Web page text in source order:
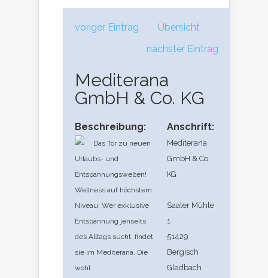
voriger Eintrag
Übersicht
nächster Eintrag
Mediterana
GmbH & Co. KG
Beschreibung:
Das Tor zu neuen
Urlaubs- und
Entspannungswelten!
Wellness auf höchstem
Niveau: Wer exklusive
Entspannung jenseits
des Alltags sucht, findet
sie im Mediterana. Die
wohl
Anschrift:
Mediterana
GmbH & Co.
KG
Saaler Mühle
1
51429
Bergisch
Gladbach